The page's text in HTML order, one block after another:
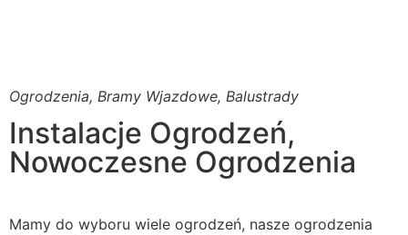
Ogrodzenia, Bramy Wjazdowe, Balustrady
Instalacje Ogrodzeń,
Nowoczesne Ogrodzenia
Mamy do wyboru wiele ogrodzeń, nasze ogrodzenia